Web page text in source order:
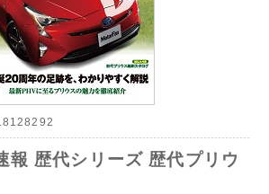
報 歴代シリーズ 歴代プリウ